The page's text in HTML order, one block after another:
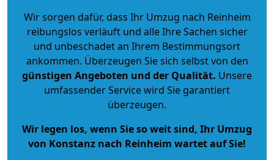
Wir sorgen dafür, dass Ihr Umzug nach Reinheim
reibungslos verläuft und alle Ihre Sachen sicher
und unbeschadet an Ihrem Bestimmungsort
ankommen. Überzeugen Sie sich selbst von den
günstigen Angeboten und der Qualität. Unsere
umfassender Service wird Sie garantiert
überzeugen.
Wir legen los, wenn Sie so weit sind, Ihr Umzug
von Konstanz nach Reinheim wartet auf Sie!